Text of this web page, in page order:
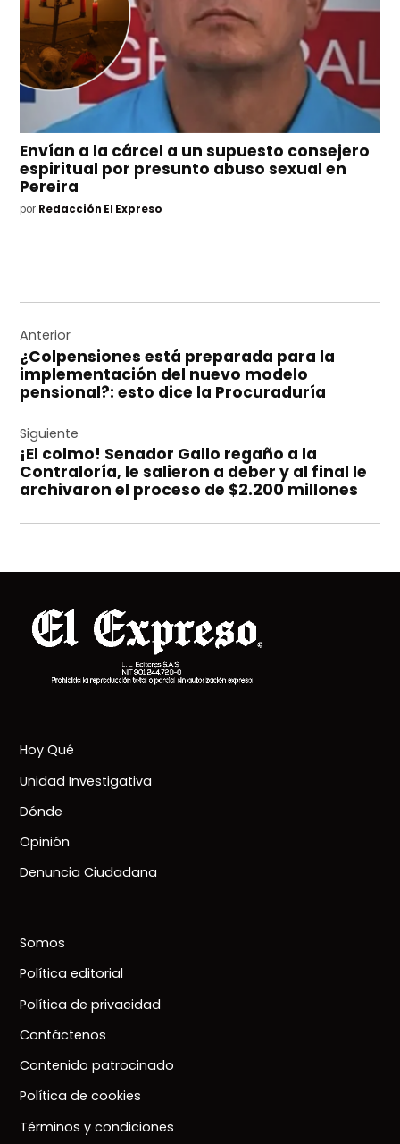
Envían a la cárcel a un supuesto consejero
espiritual por presunto abuso sexual en
Pereira
por Redacción El Expreso
de
entradas
Anterior
¿Colpensiones está preparada para la
implementación del nuevo modelo
pensional?: esto dice la Procuraduría
Siguiente
¡El colmo! Senador Gallo regaño a la
Contraloría, le salieron a deber y al final le
archivaron el proceso de $2.200 millones
Hoy Qué
Unidad Investigativa
Dónde
Opinión
Denuncia Ciudadana
Somos
Política editorial
Política de privacidad
Contáctenos
Contenido patrocinado
Política de cookies
Términos y condiciones